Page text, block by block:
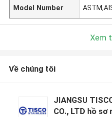
Model Number
Xem
Về chúng tôi
JIANGSU
CO., LTD hồ sơ